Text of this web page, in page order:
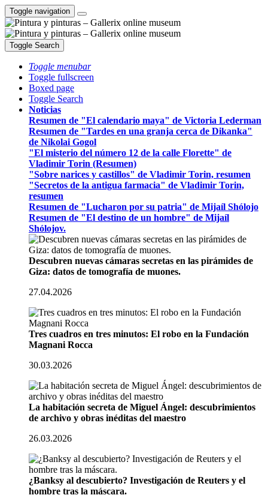
Toggle navigation
Toggle Search
Toggle menubar
Toggle fullscreen
Boxed page
Toggle Search
Noticias
Resumen de "El calendario maya" de Victoria Lederman
Resumen de "Tardes en una granja cerca de Dikanka"
de Nikolai Gogol
"El misterio del número 12 de la calle Florette" de
Vladimir Torin (Resumen)
"Sobre narices y castillos" de Vladimir Torin, resumen
"Secretos de la antigua farmacia" de Vladimir Torin,
resumen
Resumen de "Lucharon por su patria" de Mijaíl Shólojo
Resumen de "El destino de un hombre" de Mijaíl
Shólojov.
Descubren nuevas cámaras secretas en las pirámides de
Giza: datos de tomografía de muones.
27.04.2026
Tres cuadros en tres minutos: El robo en la Fundación
Magnani Rocca
30.03.2026
La habitación secreta de Miguel Ángel: descubrimientos
de archivo y obras inéditas del maestro
26.03.2026
¿Banksy al descubierto? Investigación de Reuters y el
hombre tras la máscara.